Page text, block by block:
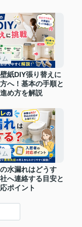
ム
紙DIY張り替えに
へ！基本の手順と
め方を解説
ム
水漏れはどうす
へ連絡する目安と
ポイント